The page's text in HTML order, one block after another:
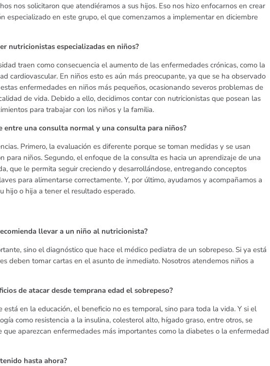
nos solicitaron que atendiéramos a sus hijos. Eso nos hizo enfocarnos en crear
especializado en este grupo, el que comenzamos a implementar en diciembre
nutricionistas especializadas en niños?
traen como consecuencia el aumento de las enfermedades crónicas, como la
cardiovascular. En niños esto es aún más preocupante, ya que se ha observado
enfermedades en niños más pequeños, ocasionando severos problemas de
de vida. Debido a ello, decidimos contar con nutricionistas que posean las
para trabajar con los niños y la familia.
entre una consulta normal y una consulta para niños?
Primero, la evaluación es diferente porque se toman medidas y se usan
para niños. Segundo, el enfoque de la consulta es hacia un aprendizaje de una
que le permita seguir creciendo y desarrollándose, entregando conceptos
para alimentarse correctamente. Y, por último, ayudamos y acompañamos a
hijo o hija a tener el resultado esperado.
llevar a un niño al nutricionista?
sino el diagnóstico que hace el médico pediatra de un sobrepeso. Si ya está
deben tomar cartas en el asunto de inmediato. Nosotros atendemos niños a
de atacar desde temprana edad el sobrepeso?
está en la educación, el beneficio no es temporal, sino para toda la vida. Y si el
como resistencia a la insulina, colesterol alto, hígado graso, entre otros, se
que aparezcan enfermedades más importantes como la diabetes o la enfermedad
hasta ahora?